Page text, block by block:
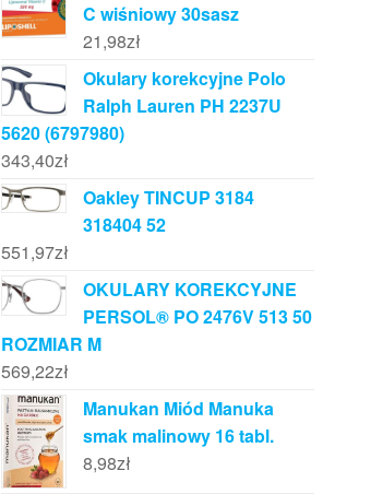
C wiśniowy 30sasz
21,98zł
Okulary korekcyjne Polo
Ralph Lauren PH 2237U
5620 (6797980)
343,40zł
Oakley TINCUP 3184
318404 52
551,97zł
OKULARY KOREKCYJNE
PERSOL® PO 2476V 513 50
ROZMIAR M
569,22zł
Manukan Miód Manuka
smak malinowy 16 tabl.
8,98zł